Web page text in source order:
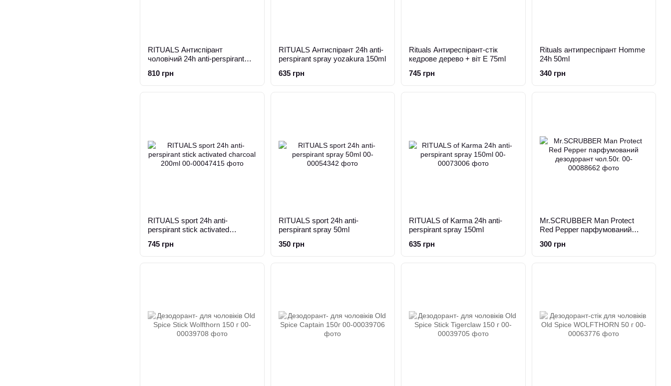
RITUALS Антиспірант
чоловічий 24h anti-perspirant
810 грн
RITUALS Антиспірант 24h anti-
perspirant spray yozakura 150ml
635 грн
Rituals Антиреспірант-стік
кедрове дерево + віт Е 75ml
745 грн
Rituals антипреспірант Homme
24h 50ml
340 грн
RITUALS sport 24h anti-
perspirant stick activated
745 грн
RITUALS sport 24h anti-
perspirant spray 50ml
350 грн
RITUALS of Karma 24h anti-
perspirant spray 150ml
635 грн
Mr.SCRUBBER Man Protect
Red Pepper парфумований
300 грн